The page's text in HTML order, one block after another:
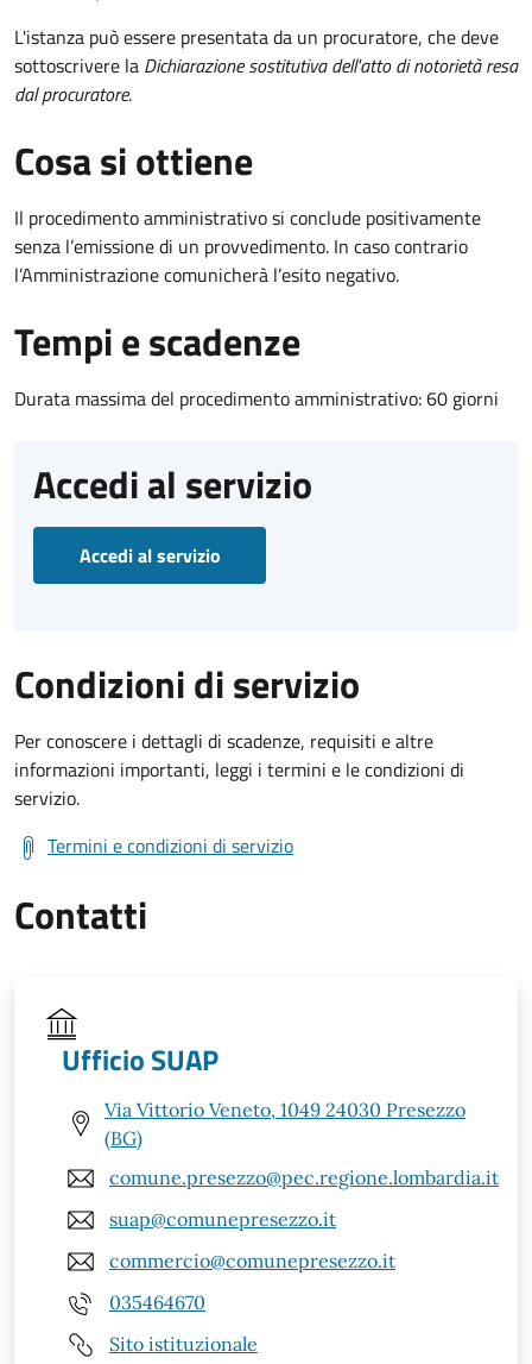
L'istanza può essere presentata da un procuratore, che deve
sottoscrivere la Dichiarazione sostitutiva dell'atto di notorietà resa
dal procuratore.
Cosa si ottiene
Il procedimento amministrativo si conclude positivamente
senza l’emissione di un provvedimento. In caso contrario
l’Amministrazione comunicherà l’esito negativo.
Tempi e scadenze
Durata massima del procedimento amministrativo: 60 giorni
Accedi al servizio
Accedi al servizio
Condizioni di servizio
Per conoscere i dettagli di scadenze, requisiti e altre
informazioni importanti, leggi i termini e le condizioni di
servizio.
Termini e condizioni di servizio
Contatti
Ufficio SUAP
Via Vittorio Veneto, 1049 24030 Presezzo
(BG)
comune.presezzo@pec.regione.lombardia.it
suap@comunepresezzo.it
commercio@comunepresezzo.it
035464670
Sito istituzionale